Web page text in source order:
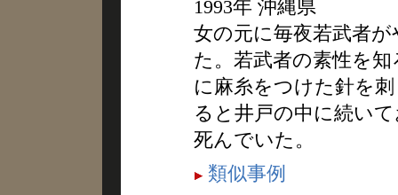
1993年 沖縄県
女の元に毎夜若武者
た。若武者の素性を
に麻糸をつけた針を
ると井戸の中に続い
死んでいた。
類似事例